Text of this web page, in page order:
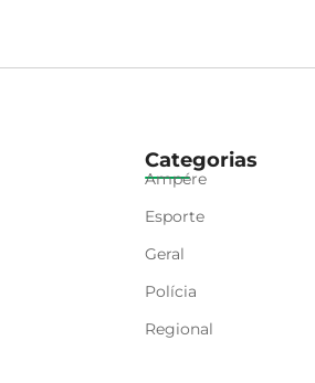
Categorias
Ampére
Esporte
Geral
Polícia
Regional